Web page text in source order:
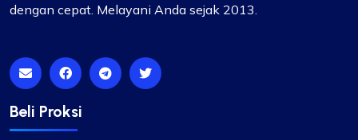
dengan cepat. Melayani Anda sejak 2013.
Beli Proksi